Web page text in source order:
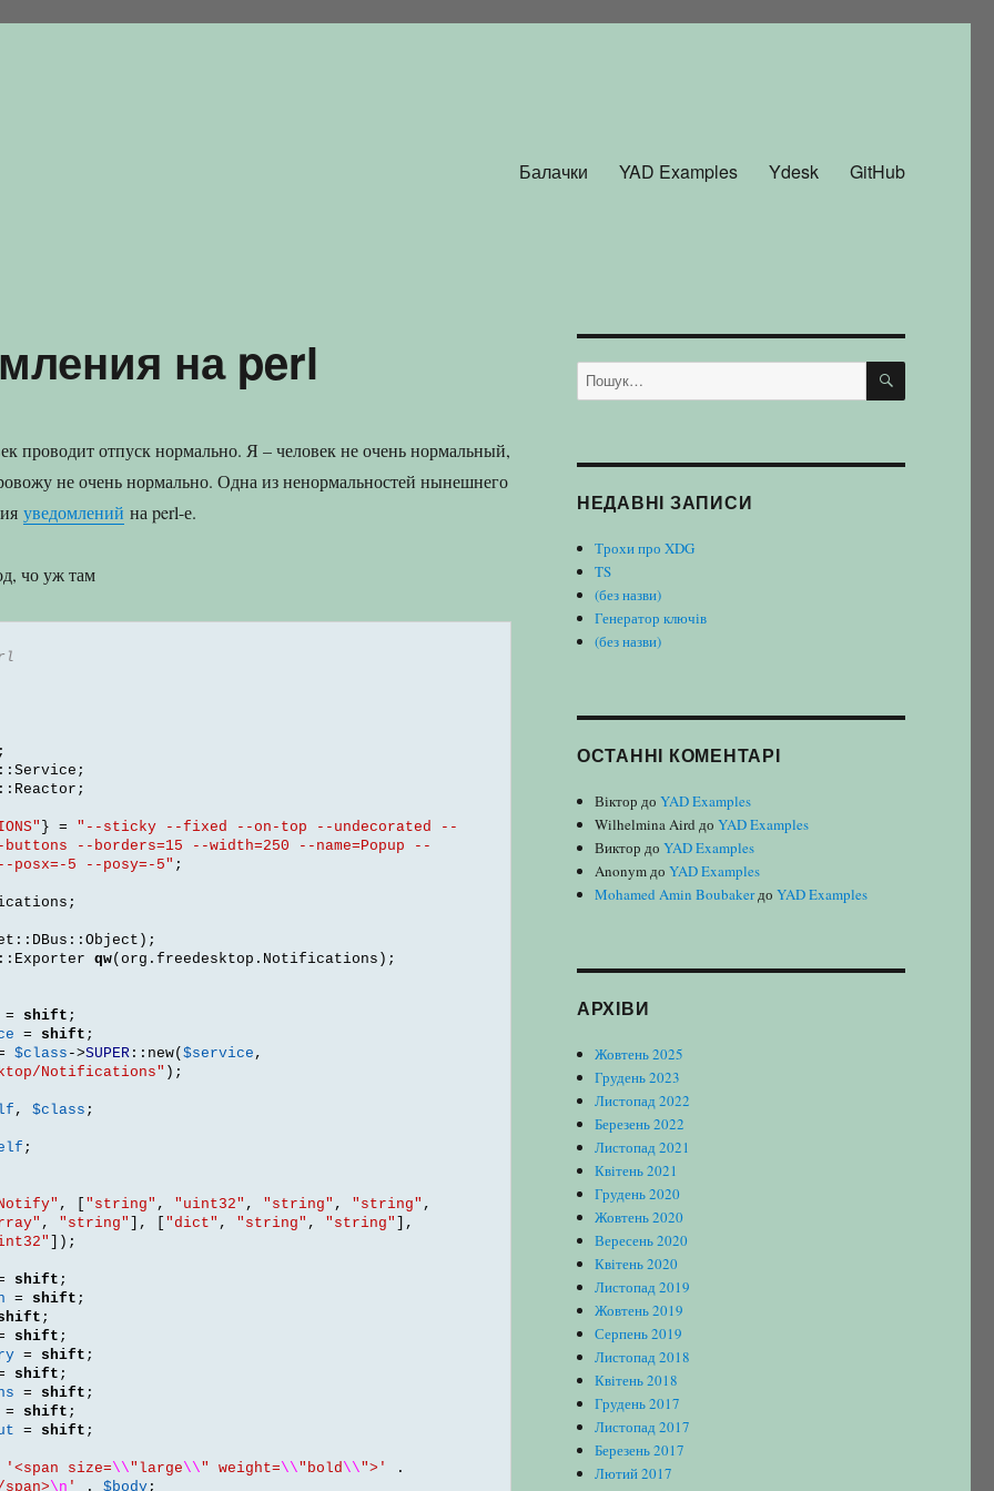
Балачки YAD Examples Ydesk GitHub
на perl
проводит отпуск нормально. Я – человек не очень нормальный,
не очень нормально. Одна из ненормальностей нынешнего
уведомлений на perl-е.
чо уж там
;
::Service ;
:: Reactor ;
} =
"--sticky --fixed --on-top --undecorated --
--borders=15 --width=250 --name=Popup --
posx=-5 --posy=-5" ;
;
:: DBus ::Object );
:: Exporter qw(org .freedesktop . Notifications );
= shift ;
= shift ;
$class ->SUPER :: new($service ,
Notifications" );
, $class ;
;
, [ "string" , "uint32" , "string" , "string" ,
, "string" ], [ "dict" , "string" , "string"
],
]);
shift ;
= shift ;
;
shift ;
= shift ;
shift ;
= shift ;
= shift ;
= shift ;
'<span size=\\"large\\" weight=\\"bold\\">'
.
\n ' . $body;
Пошук
за
ШУКАТИ
НЕДАВНІ ЗАПИСИ
Трохи про XDG
TS
(без назви)
Генератор ключів
(без назви)
ОСТАННІ КОМЕНТАРІ
Віктор доYAD Examples
Wilhelmina Aird доYAD Examples
Виктор доYAD Examples
AnonymдоYAD Examples
Mohamed Amin BoubakerдоYAD Examples
АРХІВИ
Жовтень 2025
Грудень 2023
Листопад 2022
Березень 2022
Листопад 2021
Квітень 2021
Грудень 2020
Жовтень 2020
Вересень 2020
Квітень 2020
Листопад 2019
Жовтень 2019
Серпень 2019
Листопад 2018
Квітень 2018
Грудень 2017
Листопад 2017
Березень 2017
Лютий 2017